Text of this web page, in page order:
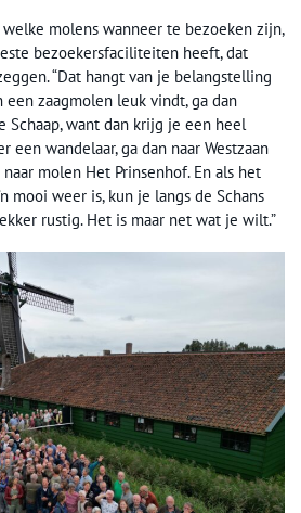
molens wanneer te bezoeken zijn,
bezoekersfaciliteiten heeft, dat
“Dat hangt van je belangstelling
zaagmolen leuk vindt, ga dan
Schaap, want dan krijg je een heel
een wandelaar, ga dan naar Westzaan
molen Het Prinsenhof. En als het
mooi weer is, kun je langs de Schans
rustig. Het is maar net wat je wilt.”